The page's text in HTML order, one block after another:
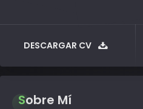
DESCARGAR CV
Sobre Mí